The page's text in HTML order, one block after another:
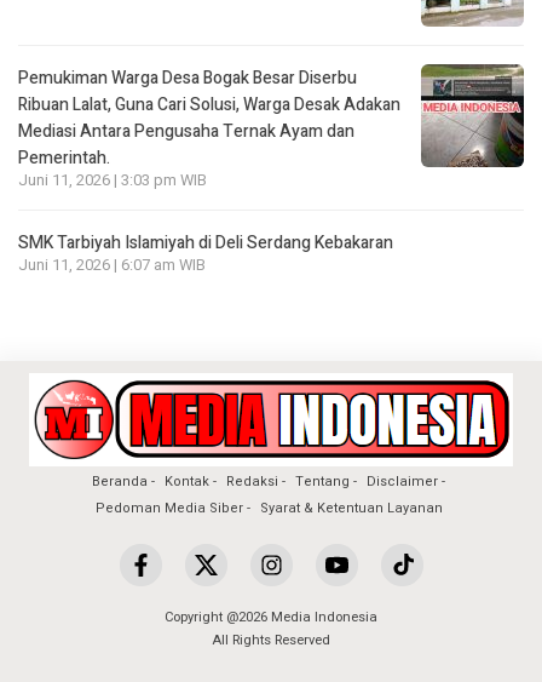
Pemukiman Warga Desa Bogak Besar Diserbu
Ribuan Lalat, Guna Cari Solusi, Warga Desak Adakan
Mediasi Antara Pengusaha Ternak Ayam dan
Pemerintah.
Juni 11, 2026 | 3:03 pm WIB
SMK Tarbiyah Islamiyah di Deli Serdang Kebakaran
Juni 11, 2026 | 6:07 am WIB
Beranda Kontak Redaksi Tentang
Disclaimer
Pedoman Media Siber
Syarat & Ketentuan Layanan
Copyright @2026 Media Indonesia
All Rights Reserved